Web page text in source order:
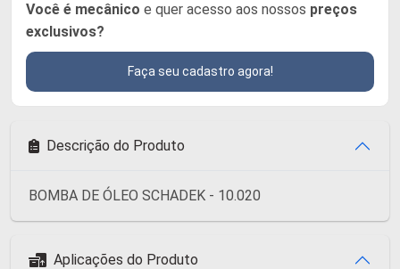
Você é mecânico e quer acesso aos nossos preços
exclusivos?
Faça seu cadastro agora!
Descrição do Produto
BOMBA DE ÓLEO SCHADEK - 10.020
Aplicações do Produto